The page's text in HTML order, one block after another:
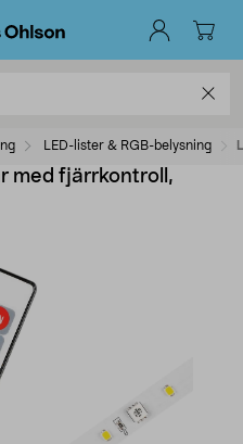
LED-lister & RGB-belysning
med fjärrkontroll,